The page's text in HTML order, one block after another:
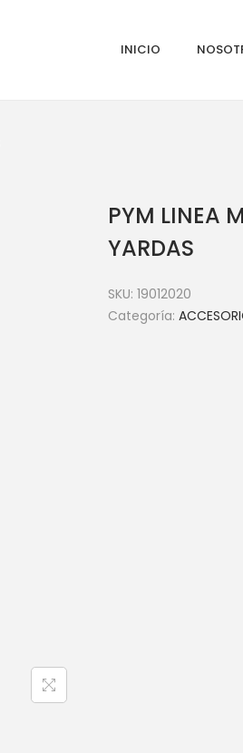
INICIO
PYM LINEA
YARDAS
SKU: 19012020
Categoría: